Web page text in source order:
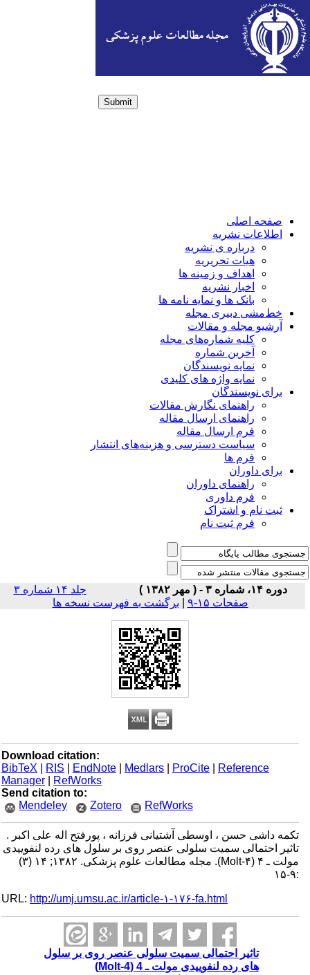
Submit
صفحه اصلی
اطلاعات نشریه
درباره ی نشریه
هیات تحریریه
اهداف و زمینه ها
اخبار نشریه
بانک ها و نمایه نامه ها
خط‌مشی دبیری مجله
آرشیو مجله و مقالات
کلیه شماره‌های مجله
آخرین شماره
نمایه نویسندگان
نمایه واژه های کلیدی
برای نویسندگان
راهنمای نگارش مقالات
راهنمای ارسال مقاله
فرم ارسال مقاله
سیاست دسترسی و هزینه‌های انتشار
فرم ها
برای داوران
راهنمای داوران
فرم داوری
ثبت نام و اشتراک
فرم ثبت نام
دوره ۱۴، شماره ۳ - ( مهر ۱۳۸۲ )
جلد ۱۴ شماره ۳
صفحات ۱۵-۹
| برگشت به فهرست نسخه ها
Download citation:
BibTeX
| RIS |EndNote |Medlars |ProCite |Reference
Manager
|RefWorks
Send citation to:
Mendeley
Zotero RefWorks
تکمه داشی حسن ، اوسطی آشتیانی فرزانه ، پورفتح اله علی اکبر .
تاثیر احتمالی سمیت سلولی عنصر روی بر سلول های رده لنفوییدی
مولت ـ ۴ (Molt-۴). مجله مطالعات علوم پزشکی. ۱۳۸۲; ۱۴ (۳)
URL:http://umj.umsu.ac.ir/article-۱-۱۷۶-fa.html
تاثیر احتمالی سمیت سلولی عنصر روی بر سلول
های رده لنفوییدی مولت ـ 4 (Molt-4)